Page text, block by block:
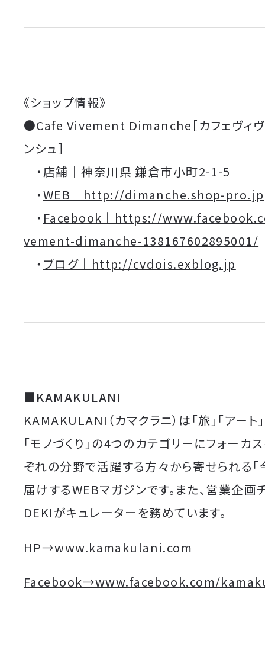
《ショップ情報》
●Cafe Vivement Dimanche［カフェヴィ
ンシュ］
・店舗｜神奈川県 鎌倉市小町2-1-5
・WEB｜http://dimanche.shop-pro.jp
・ Facebook｜https://
vement-dimanche-138167602895001/
・ ブログ｜http://cvdois.exblog.jp
■KAMAKULANI
KAMAKULANI（カマクラニ）は「旅」「アート」
「モノづくり」の4つのカテゴリーにフォーカ
ぞれの分野で活躍する方々から寄せられる「
届けするWEBマガジンです。また、営業企画
DEKIがキュレーターを務めています。
HP→www.kamakulani.com
Facebook→www.facebook.com/